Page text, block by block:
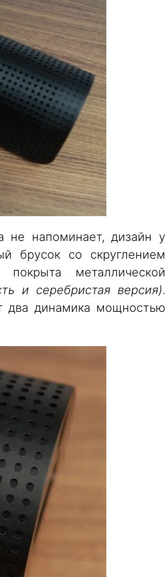
не напоминает, дизайн у
брусок со скруглением
металлической
и серебристая версия).
два динамика мощностью